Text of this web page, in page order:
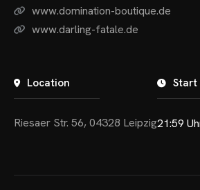
www.domination-boutique.de
www.darling-fatale.de
Location
Riesaer Str. 56, 04328 Leipzig
Start
21:59